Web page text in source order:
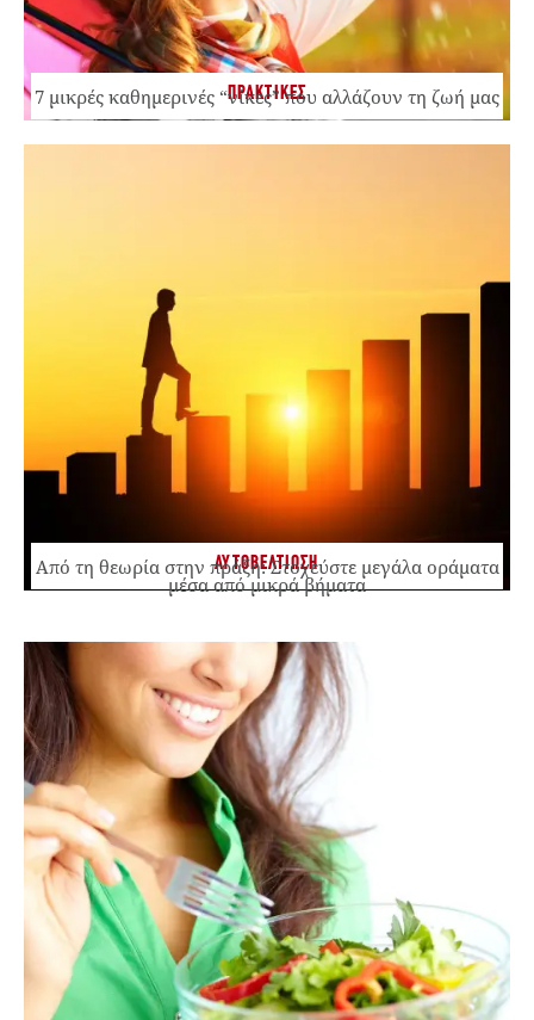
ΠΡΑΚΤΙΚΕΣ
7 μικρές καθημερινές “νίκες” που αλλάζουν τη ζωή μας
ΑΥΤΟΒΕΛΤΙΩΣΗ
Από τη θεωρία στην πράξη: Στοχεύστε μεγάλα οράματα
μέσα από μικρά βήματα